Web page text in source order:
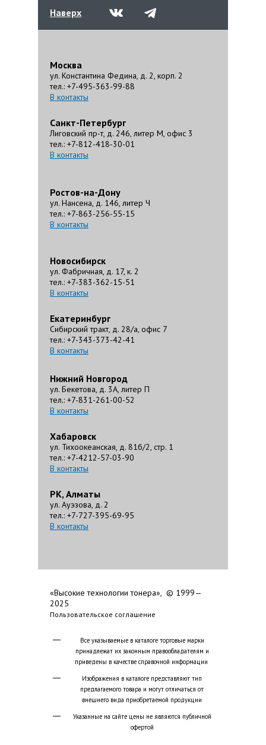
Наверх
Москва
ул. Константина Федина, д. 2, корп. 2
тел.: +7-495-363-99-88
В контакты
Санкт-Петербург
Лиговский пр-т, д. 246, литер М, офис 3
тел.: +7-812-418-30-01
В контакты
Ростов-на-Дону
ул. Нансена, д. 146, литер Ч
тел.: +7-863-256-55-15
В контакты
Новосибирск
ул. Фабричная, д. 17, к. 2
тел.: +7-383-362-15-51
В контакты
Екатеринбург
Сибирский тракт, д. 28/а, офис 7
тел.: +7-343-373-42-41
В контакты
Нижний Новгород
ул. Бекетова, д. 3А, литер П
тел.: +7-831-261-00-52
В контакты
Хабаровск
ул. Тихоокеанская, д. 81б/2, стр. 1
тел.: +7-4212-57-03-90
В контакты
РК, Алматы
ул. Ауэзова, д. 2
тел.: +7-727-395-69-95
В контакты
«Высокие технологии тонера», © 1999—
2025
Пользовательское соглашение
Все указываемые в каталоге торговые марки
принадлежат их законным правообладателям и
приведены в качестве справочной информации
Изображения в каталоге представляют тип
предлагаемого товара и могут отличаться от
внешнего вида приобретаемой продукции
Указанные на сайте цены не являются публичной
офертой